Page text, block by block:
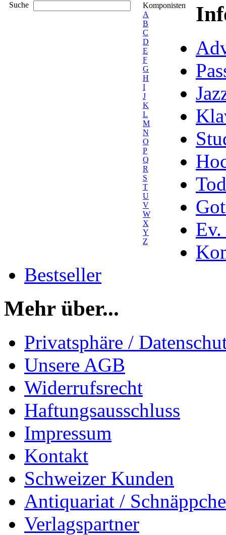
Suche
Komponisten
A
B
C
D
E
F
G
H
I
J
K
L
M
N
O
P
Q
R
S
T
U
V
W
X
Y
Z
Ev.
Bestseller
Mehr über...
Privatsphäre /
Unsere AGB
Widerrufsrecht
Haftungsausschluss
Impressum
Kontakt
Schweizer Kunden
Antiquariat /
Verlagspartner